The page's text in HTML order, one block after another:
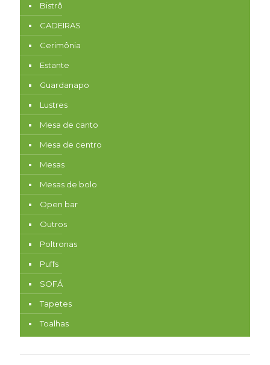
Bistrô
CADEIRAS
Cerimônia
Estante
Guardanapo
Lustres
Mesa de canto
Mesa de centro
Mesas
Mesas de bolo
Open bar
Outros
Poltronas
Puffs
SOFÁ
Tapetes
Toalhas